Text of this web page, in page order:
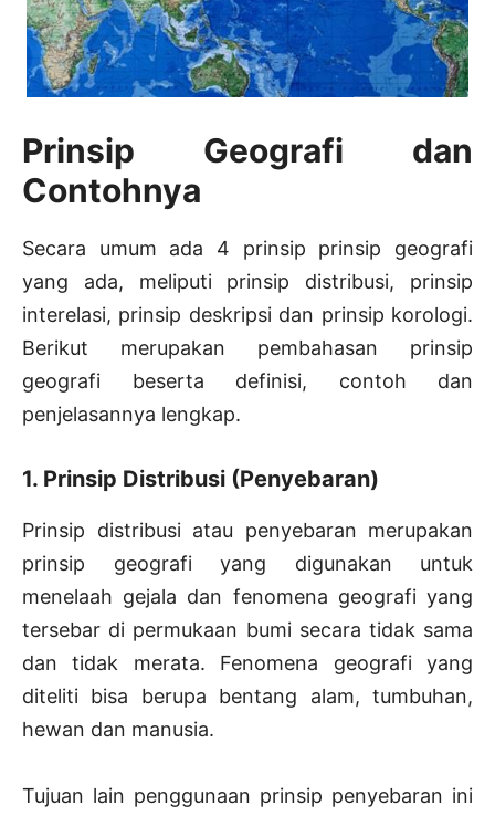
Prinsip Geografi dan
Contohnya
Secara umum ada 4 prinsip prinsip geografi
yang ada, meliputi prinsip distribusi, prinsip
interelasi, prinsip deskripsi dan prinsip korologi.
Berikut merupakan pembahasan prinsip
geografi beserta definisi, contoh dan
penjelasannya lengkap.
1. Prinsip Distribusi (Penyebaran)
Prinsip distribusi atau penyebaran merupakan
prinsip geografi yang digunakan untuk
menelaah gejala dan fenomena geografi yang
tersebar di permukaan bumi secara tidak sama
dan tidak merata. Fenomena geografi yang
diteliti bisa berupa bentang alam, tumbuhan,
hewan dan manusia.
Tujuan lain penggunaan prinsip penyebaran ini